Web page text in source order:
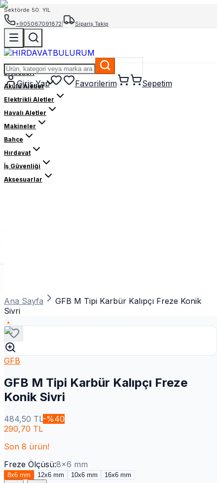
Sektörde 50. YIL
+905067091872
Sipariş Takip
Giriş Yap Favorilerim Sepetim
El Aletleri
Akülü Aletler
Elektrikli Aletler
Havalı Aletler
Makineler
Bahçe
Hırdavat
İş Güvenliği
Aksesuarlar
Ana Sayfa
GFB M Tipi Karbür Kalıpçı Freze Konik
Sivri
GFB
GFB M Tipi Karbür Kalıpçı Freze
Konik Sivri
484,50 TL-%40
290,70 TL
Son 8 ürün!
Freze Ölçüsü:8x6 mm
8x6 mm 12x6 mm 10x6 mm 16x6 mm